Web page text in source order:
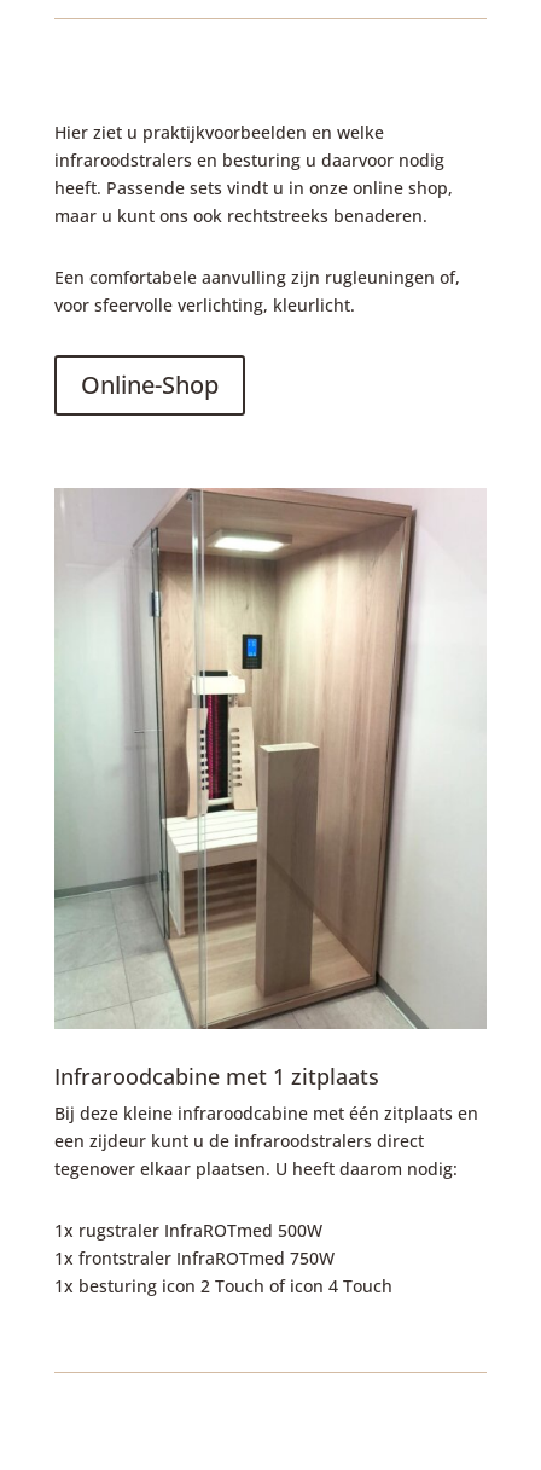
Hier ziet u praktijkvoorbeelden en welke
infraroodstralers en besturing u daarvoor nodig
heeft. Passende sets vindt u in onze online shop,
maar u kunt ons ook rechtstreeks benaderen.
Een comfortabele aanvulling zijn rugleuningen of,
voor sfeervolle verlichting, kleurlicht.
Online-Shop
Infraroodcabine met 1 zitplaats
Bij deze kleine infraroodcabine met één zitplaats en
een zijdeur kunt u de infraroodstralers direct
tegenover elkaar plaatsen. U heeft daarom nodig:
1x rugstraler InfraROTmed 500W
1x frontstraler InfraROTmed 750W
1x besturing icon 2 Touch of icon 4 Touch